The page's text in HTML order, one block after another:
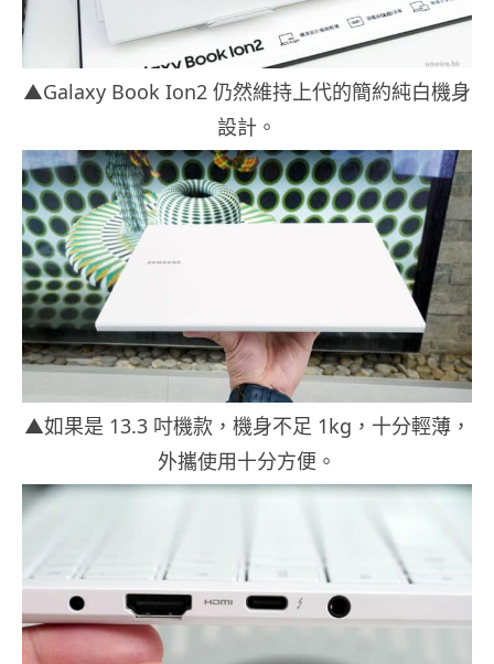
▲Galaxy Book Ion2 仍然維持上代的簡約純白機身
設計。
▲如果是 13.3 吋機款，機身不足 1kg，十分輕薄，
外攜使用十分方便。